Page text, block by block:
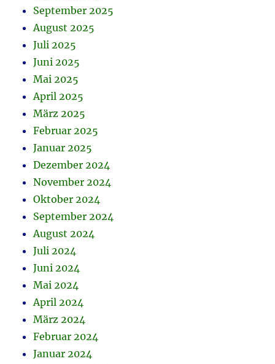
September 2025
August 2025
Juli 2025
Juni 2025
Mai 2025
April 2025
März 2025
Februar 2025
Januar 2025
Dezember 2024
November 2024
Oktober 2024
September 2024
August 2024
Juli 2024
Juni 2024
Mai 2024
April 2024
März 2024
Februar 2024
Januar 2024